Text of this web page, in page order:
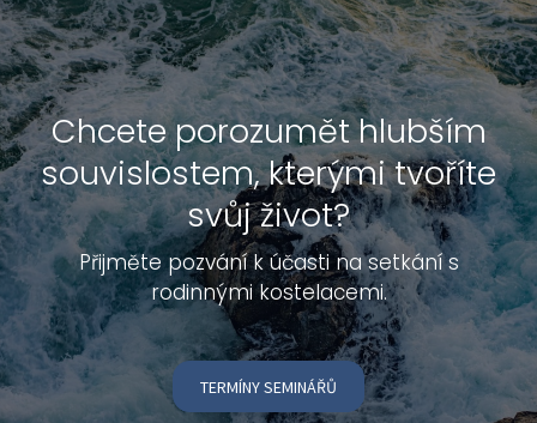
Chcete porozumět hlubším
souvislostem,kterými tvoříte
svůj život?
Přijměte pozvání k účasti na setkání s
rodinnými kostelacemi.
TERMÍNY SEMINÁŘŮ